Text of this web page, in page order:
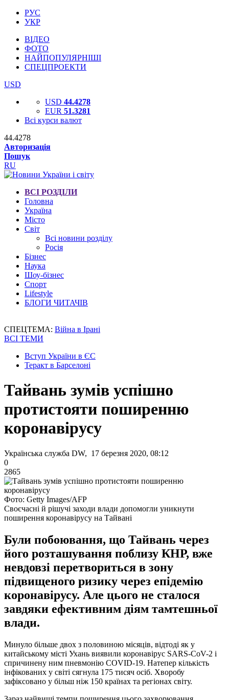
РУС
УКР
ВІДЕО
ФОТО
НАЙПОПУЛЯРНІШІ
СПЕЦПРОЕКТИ
USD
USD 44.4278
EUR 51.3281
Всі курси валют
44.4278
Авторизація
Пошук
RU
ВСІ РОЗДІЛИ
Головна
Україна
Місто
Світ
Всі новини розділу
Росія
Бізнес
Наука
Шоу-бізнес
Спорт
Lifestyle
БЛОГИ ЧИТАЧІВ
СПЕЦТЕМА: Війна в Ірані
ВСІ ТЕМИ
Вступ України в ЄС
Теракт в Барселоні
Тайвань зумів успішно
протистояти поширенню
коронавірусу
Українська служба DW, 17 березня 2020, 08:12
0
2865
Фото: Getty Images/AFP
Своєчасні й рішучі заходи влади допомогли уникнути
поширення коронавірусу на Тайвані
Були побоювання, що Тайвань через
його розташування поблизу КНР, вже
невдовзі перетвориться в зону
підвищеного ризику через епідемію
коронавірусу. Але цього не сталося
завдяки ефективним діям тамтешньої
влади.
Минуло більше двох з половиною місяців, відтоді як у
китайському місті Ухань виявили коронавірус SARS-CoV-2 і
спричинену ним пневмонію COVID-19. Натепер кількість
інфікованих у світі сягнула 175 тисяч осіб. Хворобу
зафіксовано у більш ніж 150 країнах та регіонах світу.